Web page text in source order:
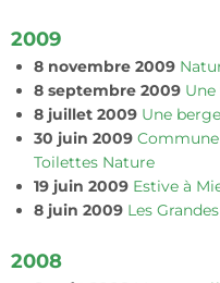
2009
8 novembre 2009
8 septembre 2009
8 juillet 2009 Une
30 juin 2009 Commune
Toilettes Nature
19 juin 2009 Estive à
8 juin 2009 Les
2008